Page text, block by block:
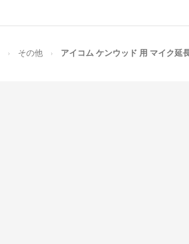
その他 アイコム ケンウッド 用 マイク延